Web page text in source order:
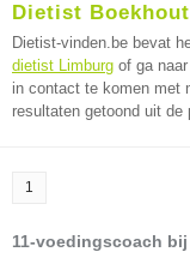
Dietist Boekhout
Dietist-vinden.be bevat
dietist Limburg of ga naar
in contact te komen met
resultaten getoond uit de
1
11-voedingscoach